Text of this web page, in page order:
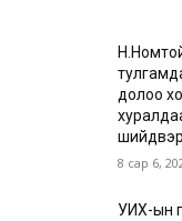
долоо
8 сар 6,
УИХ-ын